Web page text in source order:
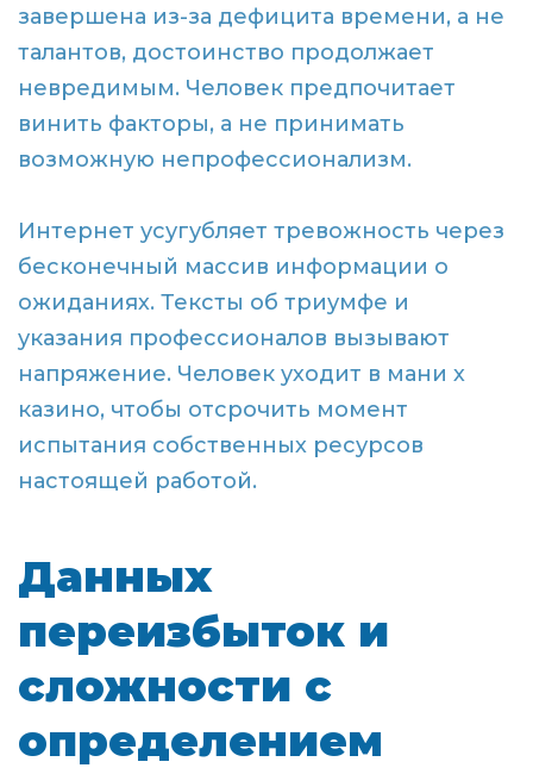
завершена из-за дефицита времени, а не
талантов, достоинство продолжает
невредимым. Человек предпочитает
винить факторы, а не принимать
возможную непрофессионализм.
Интернет усугубляет тревожность через
бесконечный массив информации о
ожиданиях. Тексты об триумфе и
указания профессионалов вызывают
напряжение. Человек уходит в мани х
казино, чтобы отсрочить момент
испытания собственных ресурсов
настоящей работой.
Данных
переизбыток и
сложности с
определением